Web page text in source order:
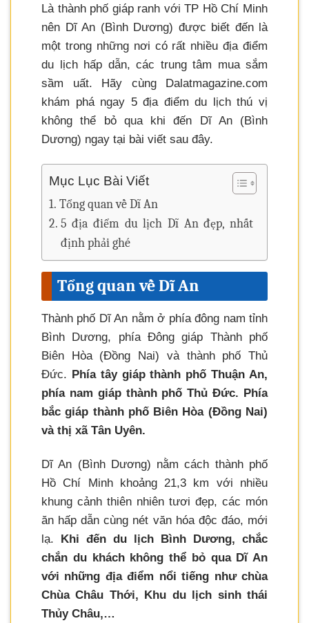
Là thành phố giáp ranh với TP Hồ Chí Minh
nên Dĩ An (Bình Dương) được biết đến là
một trong những nơi có rất nhiều địa điểm
du lịch hấp dẫn, các trung tâm mua sắm
sầm uất. Hãy cùng Dalatmagazine.com
khám phá ngay 5 địa điểm du lịch thú vị
không thể bỏ qua khi đến Dĩ An (Bình
Dương) ngay tại bài viết sau đây.
Mục Lục Bài Viết
Tổng quan về Dĩ An
5 địa điểm du lịch Dĩ An đẹp, nhất
định phải ghé
Tổng quan về Dĩ An
Thành phố Dĩ An nằm ở phía đông nam tỉnh
Bình Dương, phía Đông giáp Thành phố
Biên Hòa (Đồng Nai) và thành phố Thủ
Đức. Phía tây giáp thành phố Thuận An,
phía nam giáp thành phố Thủ Đức. Phía
bắc giáp thành phố Biên Hòa (Đồng Nai)
và thị xã Tân Uyên.
Dĩ An (Bình Dương) nằm cách thành phố
Hồ Chí Minh khoảng 21,3 km với nhiều
khung cảnh thiên nhiên tươi đẹp, các món
ăn hấp dẫn cùng nét văn hóa độc đáo, mới
lạ.
Khi đến du lịch Bình Dương, chắc
chắn du khách không thể bỏ qua Dĩ An
với những địa điểm nổi tiếng như chùa
Chùa Châu Thới, Khu du lịch sinh thái
Thủy Châu,…